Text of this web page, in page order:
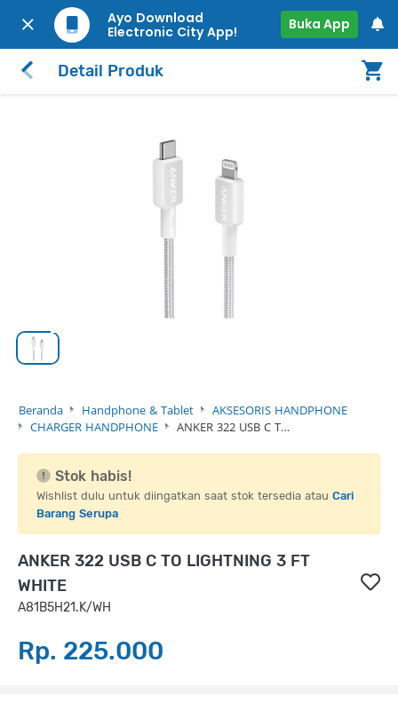
Ayo Download
Electronic City App!
Buka App
Detail Produk
Beranda Handphone & Tablet
AKSESORIS HANDPHONE
CHARGER HANDPHONE
ANKER 322 USB C T…
Stok habis!
Wishlist dulu untuk diingatkan saat stok tersedia atau Cari
Barang Serupa
ANKER 322 USB C TO LIGHTNING 3 FT
WHITE
A81B5H21.K/WH
Rp. 225.000